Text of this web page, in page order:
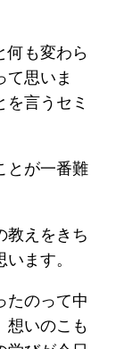
何も変わら
て思いま
言うセミ
とが一番難
教えをきち
ます。
たのって中
想いのこも